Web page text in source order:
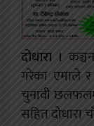
दोधारा ।
गरेका एमाले र
चुनावी
सहित